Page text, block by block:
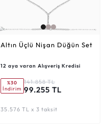
Altın Üçlü Nişan Düğün Set
12 aya varan Alışveriş Kredisi
%30
İndirim
141.858 TL
99.255 TL
35.576 TL x 3 taksit